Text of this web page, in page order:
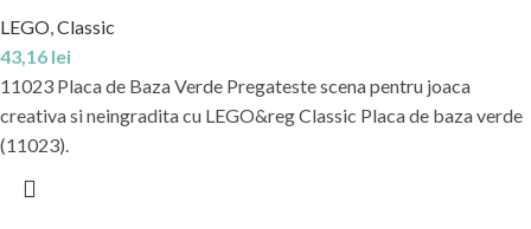
LEGO,Classic
43,16 lei
11023 Placa de Baza Verde Pregateste scena pentru joaca
creativa si neingradita cu LEGO&reg Classic Placa de baza verde
(11023).